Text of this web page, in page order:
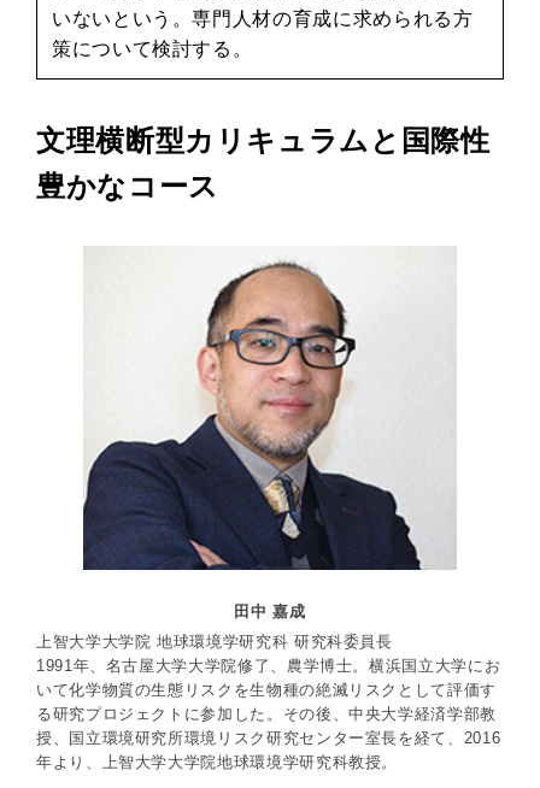
いないという。専門人材の育成に求められる方
策について検討する。
文理横断型カリキュラムと国際性
豊かなコース
田中 嘉成
上智大学大学院 地球環境学研究科 研究科委員長
1991年、名古屋大学大学院修了、農学博士。横浜国立大学にお
いて化学物質の生態リスクを生物種の絶滅リスクとして評価す
る研究プロジェクトに参加した。その後、中央大学経済学部教
授、国立環境研究所環境リスク研究センター室長を経て、2016
年より、上智大学大学院地球環境学研究科教授。